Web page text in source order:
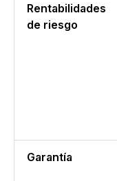
Rentabilidades
de riesgo
Garantía